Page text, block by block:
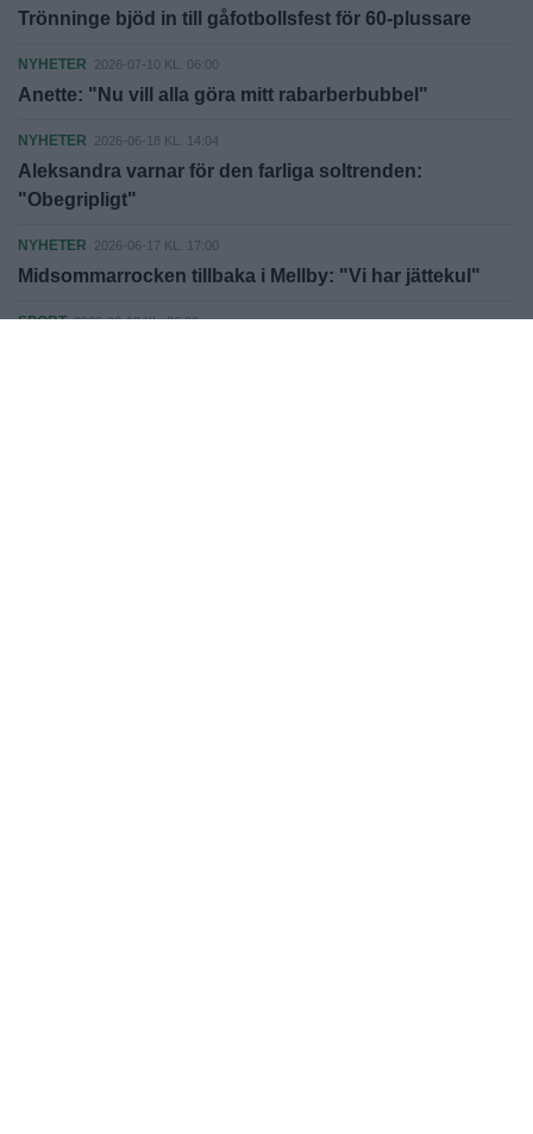
Trönninge bjöd in till gåfotbollsfest för 60-plussare
NYHETER 2026-07-10 KL. 06:00
Anette: "Nu vill alla göra mitt rabarberbubbel"
NYHETER 2026-06-18 KL. 14:04
Aleksandra varnar för den farliga soltrenden:
"Obegripligt"
NYHETER 2026-06-17 KL. 17:00
Midsommarrocken tillbaka i Mellby: "Vi har jättekul"
SPORT 2026-06-13 KL. 06:00